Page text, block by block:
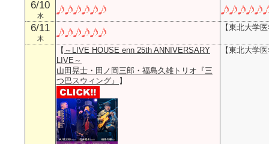
6/10
水
6/11
木
【東北大学
【 ～LIVE HOUSE enn 25th ANNIVERSARY
LIVE～
山田晃士・田ノ岡三郎・福島久雄トリオ『三
つ巴スウィング』
】
【東北大学